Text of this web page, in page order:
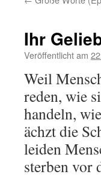
Ihr
Veröffentlicht am
Weil
reden, wie
handeln,
ächzt die
leiden
sterben vor